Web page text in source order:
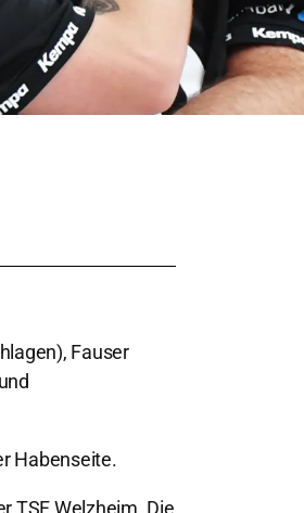
Fauser
Habenseite.
TSF Welzheim. Die